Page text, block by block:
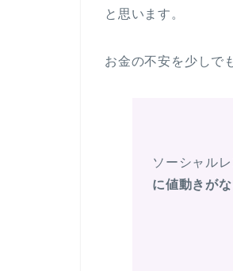
と思います。
お金の不安を少しで
ソーシャル
に値動きが